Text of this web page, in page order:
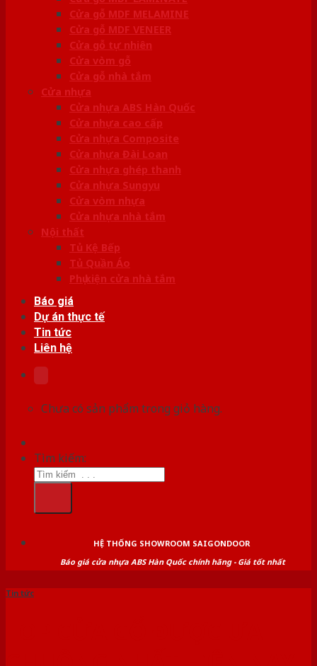
Cửa gỗ MDF MELAMINE
Cửa gỗ MDF VENEER
Cửa gỗ tự nhiên
Cửa vòm gỗ
Cửa gỗ nhà tắm
Cửa nhựa
Cửa nhựa ABS Hàn Quốc
Cửa nhựa cao cấp
Cửa nhựa Composite
Cửa nhựa Đài Loan
Cửa nhựa ghép thanh
Cửa nhựa Sungyu
Cửa vòm nhựa
Cửa nhựa nhà tắm
Nội thất
Tủ Kệ Bếp
Tủ Quần Áo
Phụ kiện cửa nhà tắm
Báo giá
Dự án thực tế
Tin tức
Liên hệ
Chưa có sản phẩm trong giỏ hàng.
Tìm kiếm:
HỆ THỐNG SHOWROOM SAIGONDOOR
Báo giá cửa nhựa ABS Hàn Quốc chính hãng - Giá tốt nhất
Tin tức